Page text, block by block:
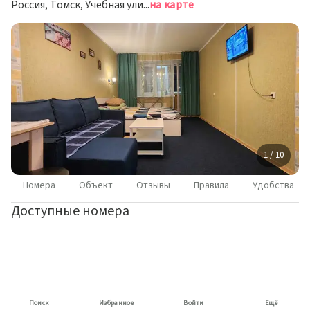
Россия, Томск, Учебная улица, 8на карте
1 / 10
Номера Объект Отзывы Правила Удобства
Доступные номера
Поиск Избранное Войти Ещё